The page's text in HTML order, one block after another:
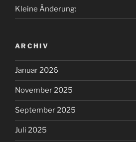
Kleine Änderung:
ARCHIV
Januar 2026
November 2025
September 2025
Juli 2025